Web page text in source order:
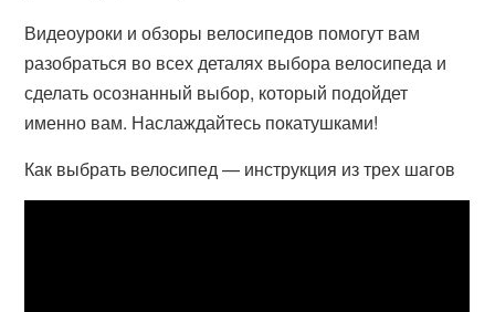
Видеоуроки и обзоры велосипедов помогут вам
разобраться во всех деталях выбора велосипеда и
сделать осознанный выбор, который подойдет
именно вам. Наслаждайтесь покатушками!
Как выбрать велосипед — инструкция из трех шагов